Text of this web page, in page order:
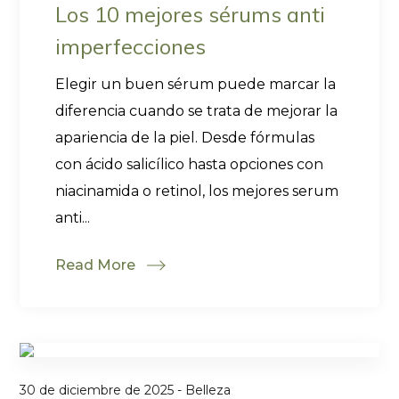
Los 10 mejores sérums anti
imperfecciones
Elegir un buen sérum puede marcar la
diferencia cuando se trata de mejorar la
apariencia de la piel. Desde fórmulas
con ácido salicílico hasta opciones con
niacinamida o retinol, los mejores serum
anti...
Read More
30 de diciembre de 2025 Belleza